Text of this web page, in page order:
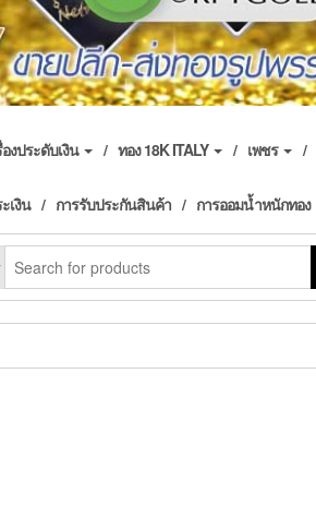
องประดับเงิน ทอง 18K ITALY เพชร
เงิน การรับประกันสินค้า การออมน้ำหนักทอง